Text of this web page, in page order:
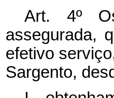
Art. 4º
assegurada,
efetivo
Sargento,